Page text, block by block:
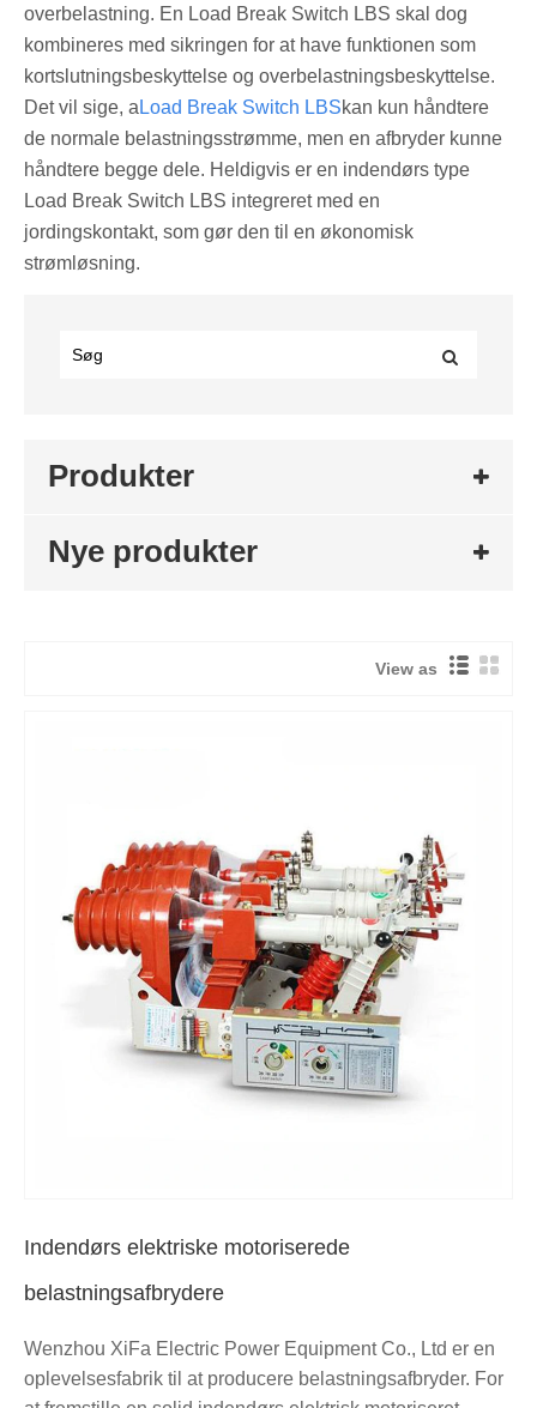
overbelastning. En Load Break Switch LBS skal dog
kombineres med sikringen for at have funktionen som
kortslutningsbeskyttelse og overbelastningsbeskyttelse.
Det vil sige, a Load Break Switch LBSkan kun håndtere
de normale belastningsstrømme, men en afbryder kunne
håndtere begge dele. Heldigvis er en indendørs type
Load Break Switch LBS integreret med en
jordingskontakt, som gør den til en økonomisk
strømløsning.
Produkter
Nye produkter
View as
Indendørs elektriske motoriserede
belastningsafbrydere
Wenzhou XiFa Electric Power Equipment Co., Ltd er en
oplevelsesfabrik til at producere belastningsafbryder. For